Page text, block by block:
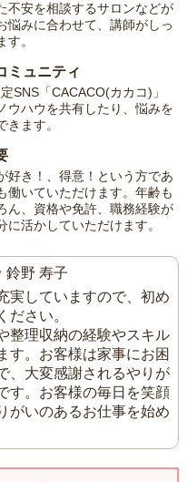
不安を相談するサロンなどが
悩みに合わせて、講師がしっ
。
ミュニティ
SNS「CACACO(カカコ)」
ウハウを共有したり、悩みを
きます。
好き！、得意！という方であ
働いていただけます。年齢も
ん、資格や免許、職務経験が
に活かしていただけます。
鈴野 寿子
実していますので、初め
ださい。
整理収納の経験やスキル
す。お客様は家事にお困
、大変感謝されるやりが
す。お客様の毎日を笑顔
がいのあるお仕事を始め